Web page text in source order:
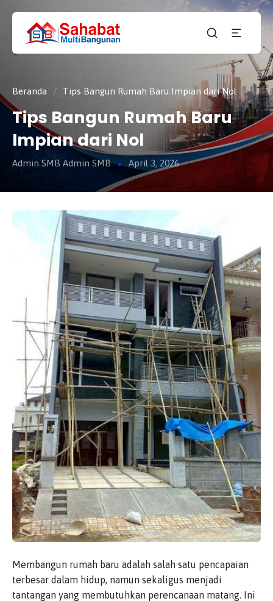
CV.
SAHABAT
MULTI
BANGUNAN
Sahabat
Pembangunan Anda
Beranda / Tips Bangun Rumah Baru Impian dari Nol
Tips Bangun Rumah Baru
Impian dari Nol
Admin SMB Admin SMB April 3, 2026
Membangun rumah baru adalah salah satu pencapaian
terbesar dalam hidup, namun sekaligus menjadi
tantangan yang membutuhkan perencanaan matang. Ini